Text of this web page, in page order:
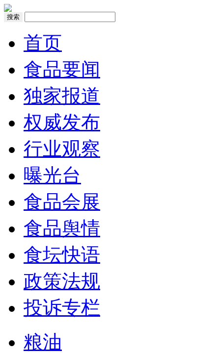
搜索
首页
食品要闻
独家报道
权威发布
行业观察
曝光台
食品会展
食品舆情
食坛快语
政策法规
投诉专栏
粮油